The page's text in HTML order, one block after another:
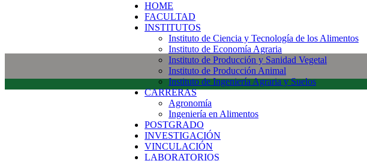
HOME
FACULTAD
INSTITUTOS
Instituto de Ciencia y Tecnología de los Alimentos
Instituto de Economía Agraria
Instituto de Producción y Sanidad Vegetal
Instituto de Producción Animal
Instituto de Ingeniería Agraria y Suelos
CARRERAS
Agronomía
Ingeniería en Alimentos
POSTGRADO
INVESTIGACIÓN
VINCULACIÓN
LABORATORIOS